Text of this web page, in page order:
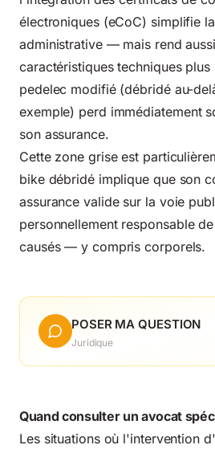
électroniques (eCoC) simplifie
administrative — mais rend
caractéristiques techniques
pedelec modifié (débridé au-
exemple) perd immédiatement
son assurance.
Cette zone grise est
bike débridé implique que son
assurance valide sur la voie
personnellement responsable
causés — y compris corporels.
POSER MA QUESTION
Juridique
Quand consulter un avocat
Les situations où l'intervention